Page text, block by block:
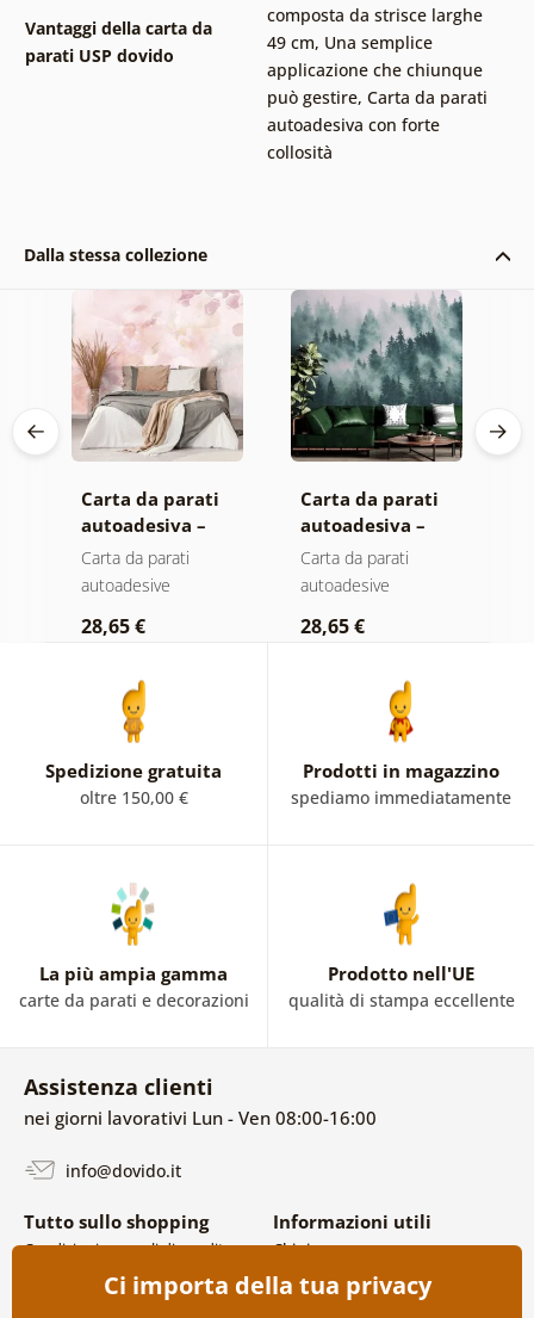
Vantaggi della carta da
parati USP dovido
composta da strisce larghe
49 cm, Una semplice
applicazione che chiunque
può gestire, Carta da parati
autoadesiva con forte
collosità
Dalla stessa collezione
Carta da parati
autoadesiva –
Foglie con
sfumatura
Carta da parati
autoadesive
28,65 €
Carta da parati
autoadesiva –
Foresta nella
nebbia
Carta da parati
autoadesive
28,65 €
Spedizione gratuita
oltre 150,00 €
Prodotti in magazzino
spediamo immediatamente
La più ampia gamma
carte da parati e decorazioni
Prodotto nell'UE
qualità di stampa eccellente
Assistenza clienti
nei giorni lavorativi Lun - Ven 08:00-16:00
info@dovido.it
Tutto sullo shopping
Condizioni generali di vendita e
Politica sulla privacy
Informazioni utili
Chi siamo
FAQ
Contatti
Ci importa della tua privacy